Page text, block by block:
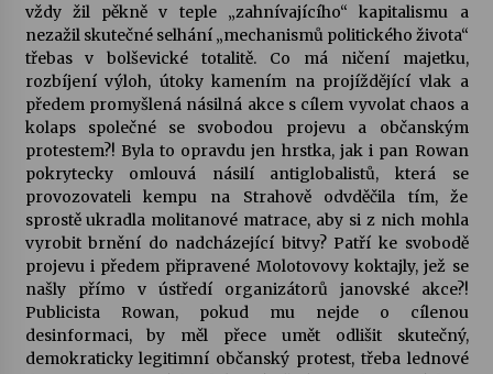
vždy žil pěkně v teple „zahnívajícího“ kapitalismu a
nezažil skutečné selhání „mechanismů politického života“
třebas v bolševické totalitě. Co má ničení majetku,
rozbíjení výloh, útoky kamením na projíždějící vlak a
předem promyšlená násilná akce s cílem vyvolat chaos a
kolaps společné se svobodou projevu a občanským
protestem?! Byla to opravdu jen hrstka, jak i pan Rowan
pokrytecky omlouvá násilí antiglobalistů, která se
provozovateli kempu na Strahově odvděčila tím, že
sprostě ukradla molitanové matrace, aby si z nich mohla
vyrobit brnění do nadcházející bitvy? Patří ke svobodě
projevu i předem připravené Molotovovy koktajly, jež se
našly přímo v ústředí organizátorů janovské akce?!
Publicista Rowan, pokud mu nejde o cílenou
desinformaci, by měl přece umět odlišit skutečný,
demokraticky legitimní občanský protest, třeba lednové